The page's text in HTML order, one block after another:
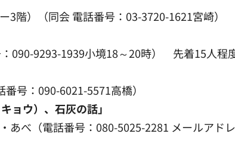
）（同会 電話番号：03-3720-1621宮崎）
090-9293-1939小境18～20時） 先着15人程
：090-6021-5571高橋）
ョウ）、石灰の話」
べ（電話番号：080-5025-2281 メールアドレ